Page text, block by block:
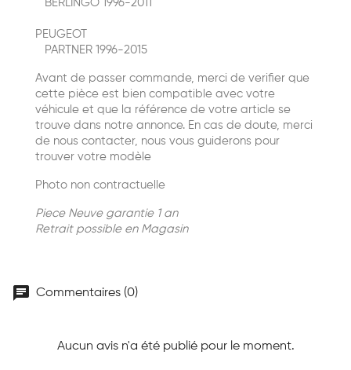
BERLINGO 1996-2011
PEUGEOT
PARTNER 1996-2015
Avant de passer commande, merci de verifier que
cette pièce est bien compatible avec votre
véhicule et que la référence de votre article se
trouve dans notre annonce. En cas de doute, merci
de nous contacter, nous vous guiderons pour
trouver votre modèle
Photo non contractuelle
Piece Neuve garantie 1 an
Retrait possible en Magasin
chat Commentaires (0)
Aucun avis n'a été publié pour le moment.